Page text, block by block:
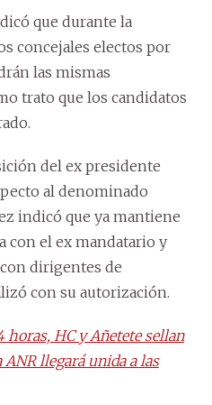
que durante la
concejales electos por
las mismas
trato que los candidatos
del ex presidente
al denominado
indicó que ya mantiene
con el ex mandatario y
dirigentes de
con su autorización.
horas, HC y Añetete sellan
llegará unida a las